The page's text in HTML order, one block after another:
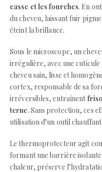
casse et les fourches. En
du cheveu, laissant fuir
éteint la brillance.
Sous le microscope, un
irrégulière, avec une
cheveu sain, lisse et
cortex, responsable de sa
irréversibles, entraînent
terne. Sans protection, ces
utilisation d’un outil chauffant.
Le thermoprotecteur agit
formant une barrière
chaleur, préserve